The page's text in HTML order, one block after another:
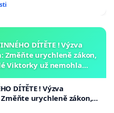
DÍTĚTE ! Výzva
Změňte urychleně zákon,
Viktorky už nemohla
DÍTĚTE ! Výzva
urychleně zákon,
už nemohla opakovat!